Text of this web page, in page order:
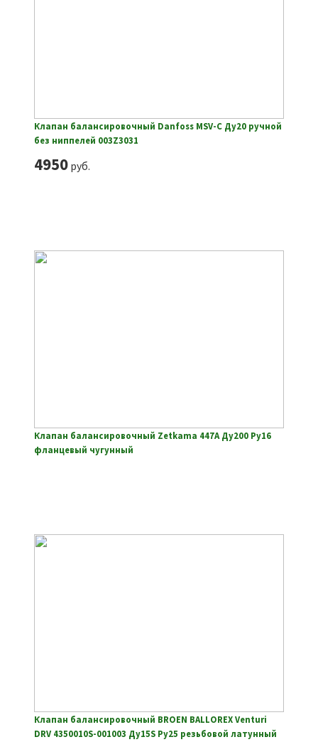
Клапан балансировочный Danfoss MSV-C Ду20 ручной
без ниппелей 003Z3031
4950руб.
Клапан балансировочный Zetkama 447A Ду200 Ру16
фланцевый чугунный
Клапан балансировочный BROEN BALLOREX Venturi
DRV 4350010S-001003 Ду15S Ру25 резьбовой латунный